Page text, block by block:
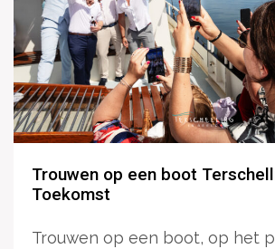
Trouwen op een boot
Toekomst
Trouwen op een boot, op het